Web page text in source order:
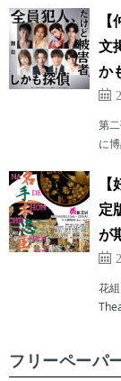
文
か
第
に
定
が
花
フリーペーパ